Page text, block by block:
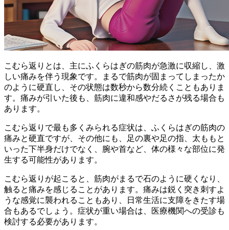
こむら返りとは、主にふくらはぎの筋肉が急激に収縮し、激
しい痛みを伴う 現象です。まるで筋肉が固まってしまったか
のように硬直し
、その状態は数秒から数分続くこともありま
す。痛みが引いた後も、筋肉に違和感やだるさが残る場合も
あります。
こむら返りで最も多くみられる症状は、ふくらはぎの筋肉の
痛みと硬直ですが、その他にも、
足の裏や足の指、太ももと
いった下半身だけでなく、腕や首など、体の様々な部位に発
生する可能性があります。
こむら返りが起こると、 筋肉がまるで石のように硬く なり、
触ると痛みを感じることがあります。痛みは鋭く突き刺すよ
うな感覚に襲われることもあり、日常生活に支障をきたす場
合もあるでしょう。症状が重い場合は、医療機関への受診も
検討する必要があります。